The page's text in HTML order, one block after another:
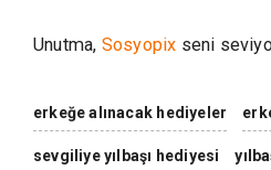
Unutma, Sosyopix seni
erkeğe alınacak hediyeler
sevgiliye yılbaşı hediyesi